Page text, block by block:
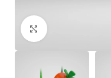
Click to enlarge